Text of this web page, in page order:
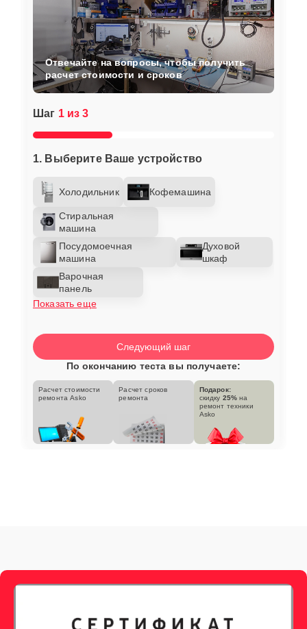
Шаг 1 из 3
1. Выберите Ваше устройство
Холодильник Кофемашина
Стиральная
машина
Посудомоечная
машина
Духовой
шкаф
Варочная
панель
Показать еще
Отвечайте на вопросы, чтобы получить
расчет стоимости и сроков
Следующий шаг
По окончанию теста вы получаете:
Расчет стоимости
ремонта Asko
Расчет сроков
ремонта
Подарок:
скидку 25% на
ремонт техники
Asko